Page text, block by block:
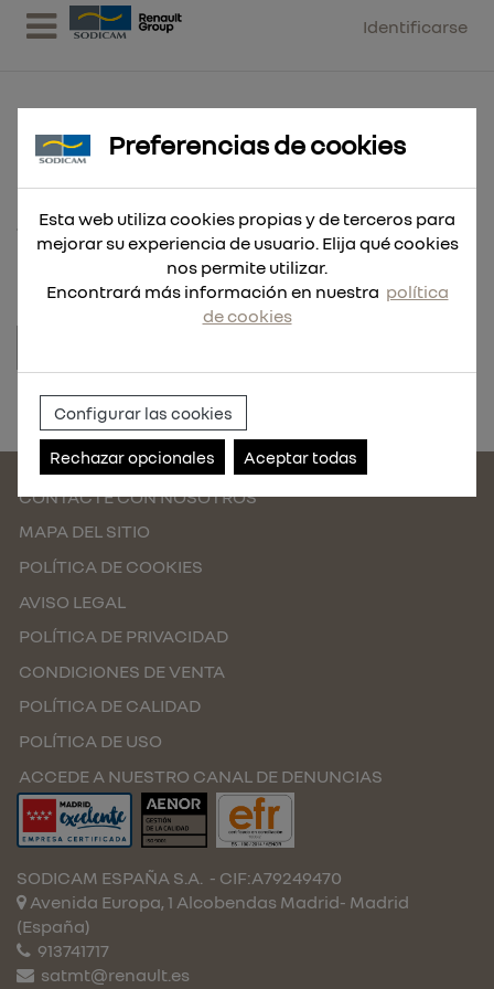
Identificarse
ROD. NYL GUIA TORN. 35 MM
10 UND
Referencia:110403-10
CONTACTE CON NOSOTROS
MAPA DEL SITIO
POLÍTICA DE COOKIES
AVISO LEGAL
POLÍTICA DE PRIVACIDAD
CONDICIONES DE VENTA
POLÍTICA DE CALIDAD
POLÍTICA DE USO
ACCEDE A NUESTRO CANAL DE DENUNCIAS
SODICAM ESPAÑA S.A. - CIF:A79249470
Avenida Europa, 1 Alcobendas Madrid- Madrid
(España)
913741717
satmt@renault.es
Preferencias de cookies
Esta web utiliza cookies propias y de terceros para
mejorar su experiencia de usuario. Elija qué cookies
nos permite utilizar.
Encontrará más información en nuestra política
de cookies
Configurar las cookies
Rechazar opcionales Aceptar todas